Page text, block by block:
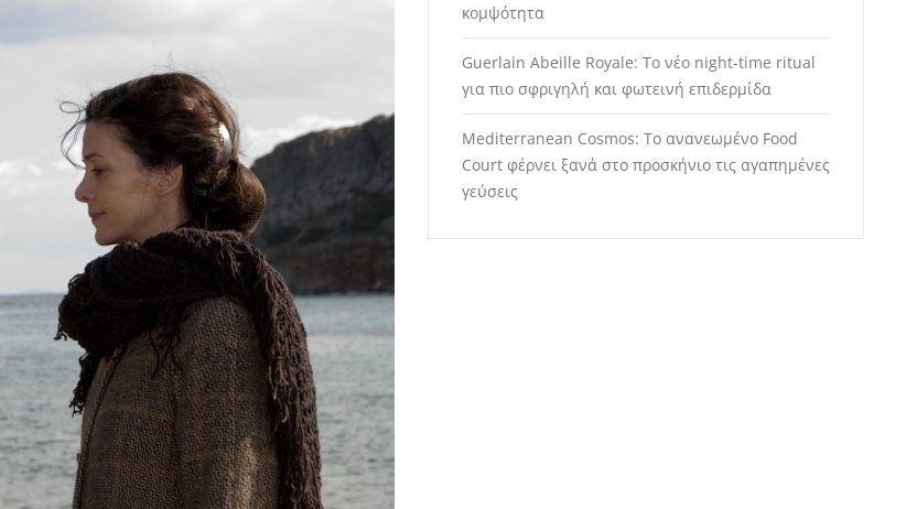
κομψότητα
Guerlain Abeille Royale: Το νέο night-time ritual
για πιο σφριγηλή και φωτεινή επιδερμίδα
Mediterranean Cosmos: Το ανανεωμένο Food
Court φέρνει ξανά στο προσκήνιο τις αγαπημένες
γεύσεις